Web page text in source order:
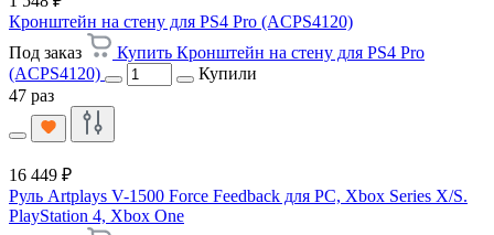
Кронштейн на стену для PS4 Pro (ACPS4120)
Под заказ
Купить Кронштейн на стену для PS4 Pro
(ACPS4120)
Купили
47 раз
16 449 ₽
Руль Artplays V-1500 Force Feedback для PC, Xbox Series X/S.
PlayStation 4, Xbox One